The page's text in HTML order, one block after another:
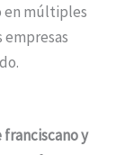
en múltiples
y